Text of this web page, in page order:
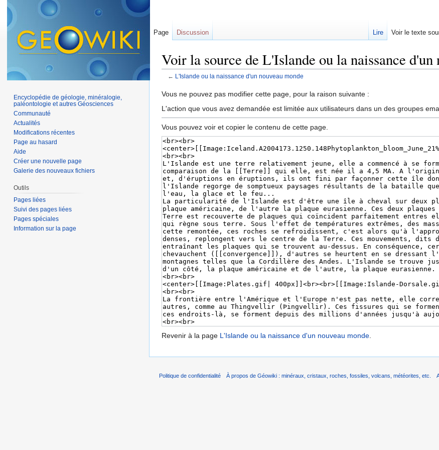
Voir la source de L'Islande ou la naissance d'un
← L'Islande ou la naissance d'un nouveau monde
Vous ne pouvez pas modifier cette page, pour la raison suivante :
L'action que vous avez demandée est limitée aux utilisateurs dans un des groupes
Vous pouvez voir et copier le contenu de cette page.
Revenir à la page L'Islande ou la naissance d'un nouveau monde.
Page Discussion Lire Voir le texte
Encyclopédie de géologie, minéralogie,
paléontologie et autres Géosciences
Communauté
Actualités
Modifications récentes
Page au hasard
Aide
Créer une nouvelle page
Galerie des nouveaux fichiers
Outils
Pages liées
Suivi des pages liées
Pages spéciales
Information sur la page
Politique de confidentialité À propos de Géowiki : minéraux, cristaux, roches, fossiles, volcans, météorites, etc.